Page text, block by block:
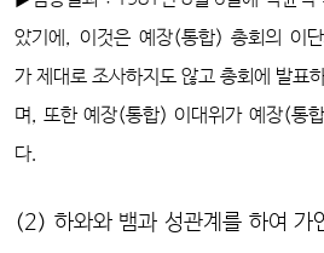
았기에, 이것은 예장(통합) 총회의 이
가 제대로 조사하지도 않고 총회에 발표
며, 또한 예장(통합) 이대위가 예장(통
다.
(2) 하와와 뱀과 성관계를 하여 가